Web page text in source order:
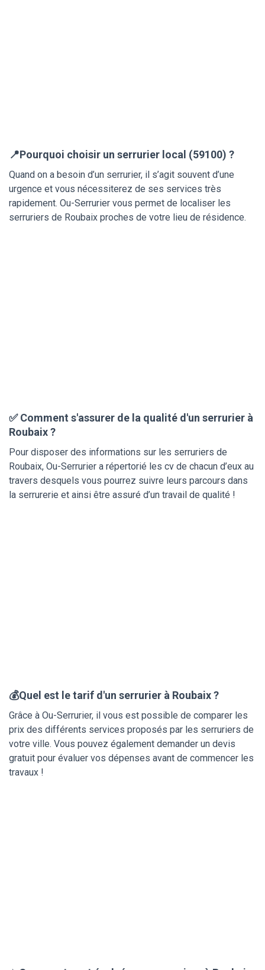
📍Pourquoi choisir un serrurier local (59100) ?
Quand on a besoin d’un serrurier, il s’agit souvent d’une
urgence et vous nécessiterez de ses services très
rapidement. Ou-Serrurier vous permet de localiser les
serruriers de Roubaix proches de votre lieu de résidence.
✅ Comment s'assurer de la qualité d'un serrurier à
Roubaix ?
Pour disposer des informations sur les serruriers de
Roubaix, Ou-Serrurier a répertorié les cv de chacun d’eux au
travers desquels vous pourrez suivre leurs parcours dans
la serrurerie et ainsi être assuré d’un travail de qualité !
💰Quel est le tarif d'un serrurier à Roubaix ?
Grâce à Ou-Serrurier, il vous est possible de comparer les
prix des différents services proposés par les serruriers de
votre ville. Vous pouvez également demander un devis
gratuit pour évaluer vos dépenses avant de commencer les
travaux !